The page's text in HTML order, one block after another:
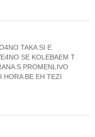
TAKA SI E
SE KOLEBAEM T
S PROMENLIVO
HORA BE EH TEZI